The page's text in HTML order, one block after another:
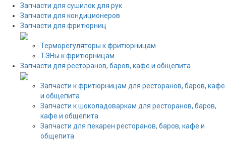
Запчасти для сушилок для рук
Запчасти для кондиционеров
Запчасти для фритюрниц
Терморегуляторы к фритюрницам
ТЭНы к фритюрницам
Запчасти для ресторанов, баров, кафе и общепита
Запчасти к фритюрницам для ресторанов, баров, кафе
и общепита
Запчасти к шоколадоваркам для ресторанов, баров,
кафе и общепита
Запчасти для пекарен ресторанов, баров, кафе и
общепита